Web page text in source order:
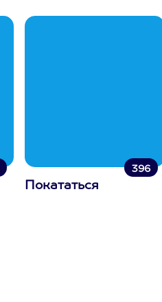
396
Покататься